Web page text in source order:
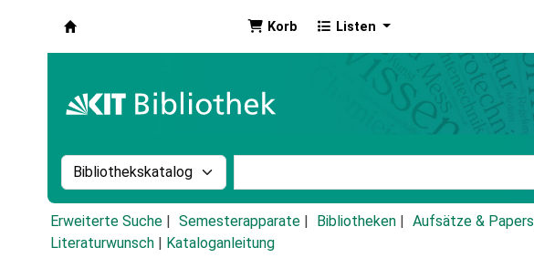
Korb Listen
Suche im Katalog nach:
Erweiterte Suche Semesterapparate Bibliotheken Aufsätze & Papers
Literaturwunsch
Kataloganleitung